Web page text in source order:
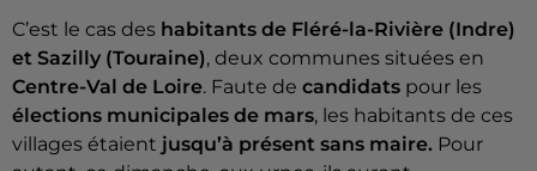
C’est le cas des habitants de Fléré-la-Rivière (Indre)
et Sazilly (Touraine), deux communes situées en
Centre-Val de Loire. Faute de candidats pour les
élections municipales de mars, les habitants de ces
villages étaient jusqu’à présent sans maire. Pour